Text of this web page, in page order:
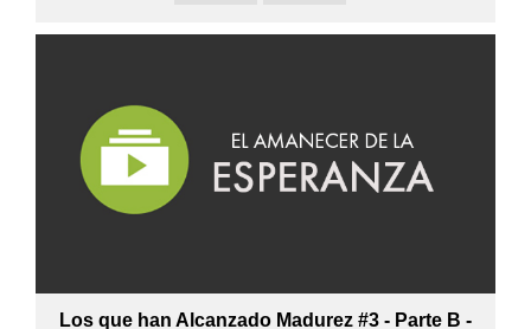
Los que han Alcanzado Madurez #3 - Parte B -